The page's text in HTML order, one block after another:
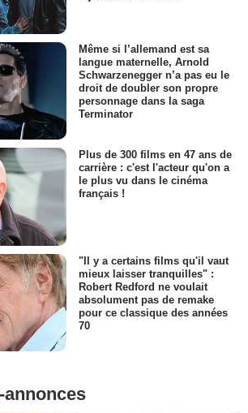
Même si l’allemand est sa
langue maternelle, Arnold
Schwarzenegger n’a pas eu le
droit de doubler son propre
personnage dans la saga
Terminator
Plus de 300 films en 47 ans de
carrière : c'est l'acteur qu'on a
le plus vu dans le cinéma
français !
"Il y a certains films qu'il vaut
mieux laisser tranquilles" :
Robert Redford ne voulait
absolument pas de remake
pour ce classique des années
70
annonces